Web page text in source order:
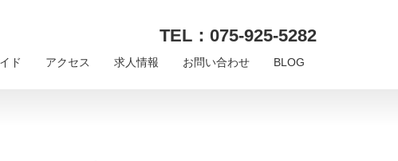
TEL：075-925-5282
ド アクセス 求人情報 お問い合わせ BLOG